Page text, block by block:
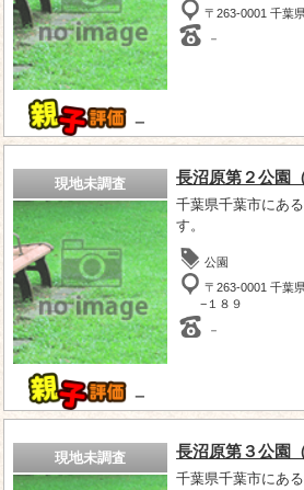
－
〒263-0001 千葉
－
現地未調査
－
長沼原第２公園
千葉県千葉市にあ
す。
公園
〒263-0001 千葉
−１８９
－
現地未調査 長沼原第３公園
千葉県千葉市にあ